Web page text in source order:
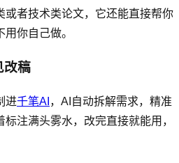
或者技术类论文，它还能直接帮你
你自己做。
改稿
进千笔AI ，AI自动拆解需求，精准
注满头雾水，改完直接就能用，